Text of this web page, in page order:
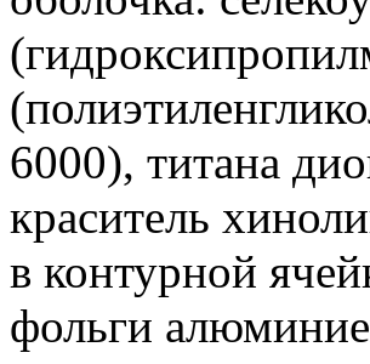
6000), титана
краситель
в контурной
фольги